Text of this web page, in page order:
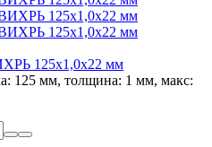
125х1,0х22 мм
125 мм, толщина: 1 мм, макс: